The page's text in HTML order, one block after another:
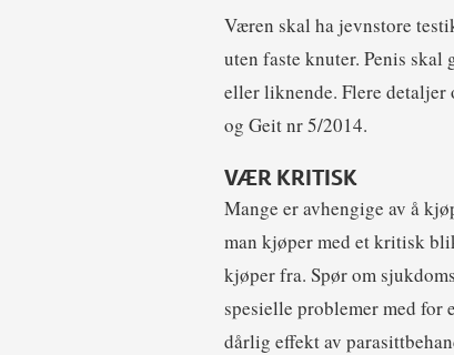
Væren skal ha jevnstore
uten faste knuter. Penis
eller liknende. Flere detaljer
og Geit nr 5/2014.
VÆR KRITISK
Mange er avhengige av å
man kjøper med et kritisk
kjøper fra. Spør om
spesielle problemer med for
dårlig effekt av